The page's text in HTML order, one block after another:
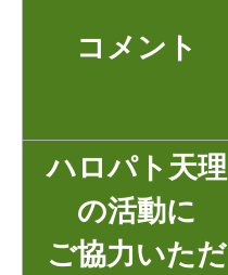
コメント
ハロパト天理
の活動に
ご協力いただ